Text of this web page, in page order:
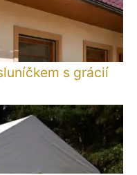
s grácií